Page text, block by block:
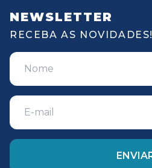
NEWSLETTER
RECEBA AS NOVIDADES!